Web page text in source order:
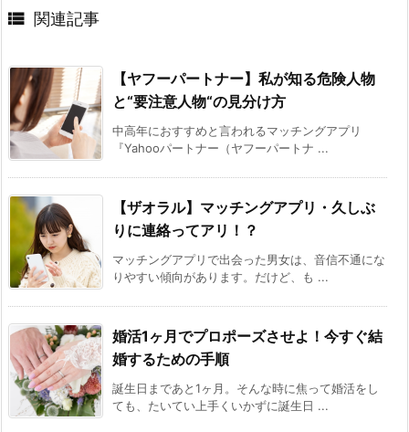
 関連記事
【ヤフーパートナー】私が知る危険人物
と“要注意人物“の見分け方
中高年におすすめと言われるマッチングアプリ
『Yahooパートナー（ヤフーパートナ ...
【ザオラル】マッチングアプリ・久しぶ
りに連絡ってアリ！？
マッチングアプリで出会った男女は、音信不通にな
りやすい傾向があります。だけど、も ...
婚活1ヶ月でプロポーズさせよ！今すぐ結
婚するための手順
誕生日まであと1ヶ月。そんな時に焦って婚活をし
ても、たいてい上手くいかずに誕生日 ...